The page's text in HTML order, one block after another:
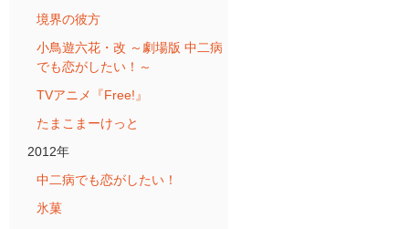
境界の彼方
小鳥遊六花・改 ～劇場版 中二病
でも恋がしたい！～
TVアニメ『Free!』
たまこまーけっと
2012年
中二病でも恋がしたい！
氷菓